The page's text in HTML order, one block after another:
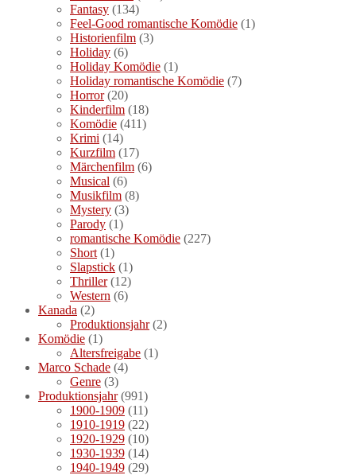
Fantasy (134)
Feel-Good romantische Komödie (1)
Historienfilm (3)
Holiday (6)
Holiday Komödie (1)
Holiday romantische Komödie (7)
Horror(20)
Kinderfilm (18)
Komödie (411)
Krimi (14)
Kurzfilm (17)
Märchenfilm (6)
Musical (6)
Musikfilm (8)
Mystery (3)
Parody (1)
romantische Komödie (227)
Short (1)
Slapstick (1)
Thriller(12)
Western (6)
Kanada (2)
Produktionsjahr(2)
Komödie (1)
Altersfreigabe (1)
Marco Schade (4)
Genre (3)
Produktionsjahr(991)
1900-1909 (11)
1910-1919 (22)
1920-1929 (10)
1930-1939 (14)
1940-1949 (29)